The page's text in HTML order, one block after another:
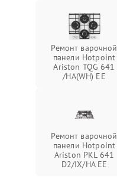
Ремонт варочной
панели Hotpoint
Ariston TQG 641
/HA(WH) EE
Ремонт варочной
панели Hotpoint
Ariston PKL 641
D2/IX/HA EE